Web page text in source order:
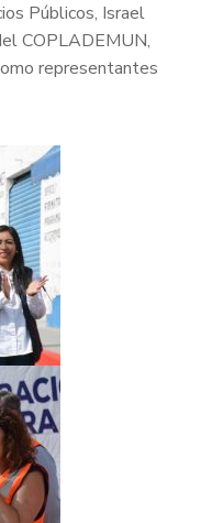
Públicos, Israel
COPLADEMUN,
representantes